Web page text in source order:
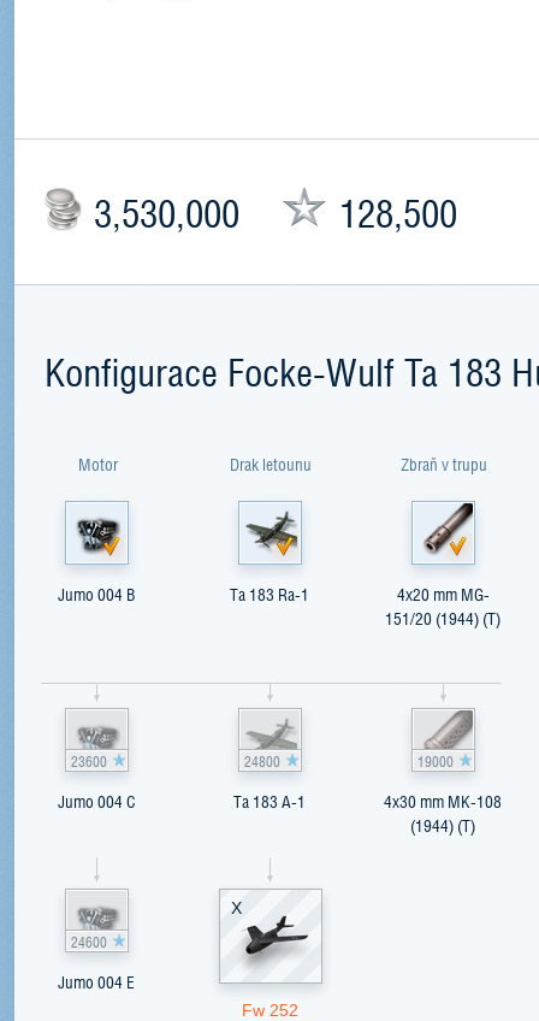
3,530,000 128,500
Konfigurace Focke-Wulf Ta 183
Motor
Jumo 004 B
23600
Jumo 004 C
24600
Jumo 004 E
Drak letounu
Ta 183 Ra-1
24800
Ta 183 A-1
X
Fw 252
Zbraň v trupu
4x20 mm MG-
151/20 (1944) (T)
19000
4x30 mm MK-108
(1944) (T)